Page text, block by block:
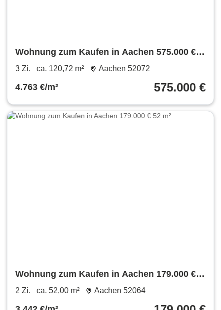
Wohnung zum Kaufen in Aachen 575.000 €
120.72 m²
3 Zi. ca. 120,72 m² Aachen 52072
4.763 €/m² 575.000 €
Wohnung zum Kaufen in Aachen 179.000 €
52 m²
2 Zi. ca. 52,00 m² Aachen 52064